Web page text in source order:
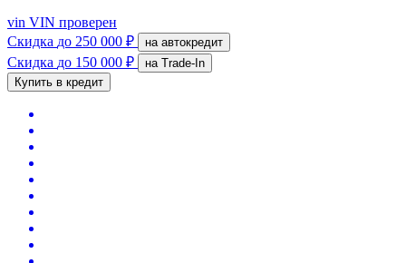
vin VIN проверен
Скидка до 250 000 ₽ на автокредит
Скидка до 150 000 ₽
на Trade-In
Купить в кредит